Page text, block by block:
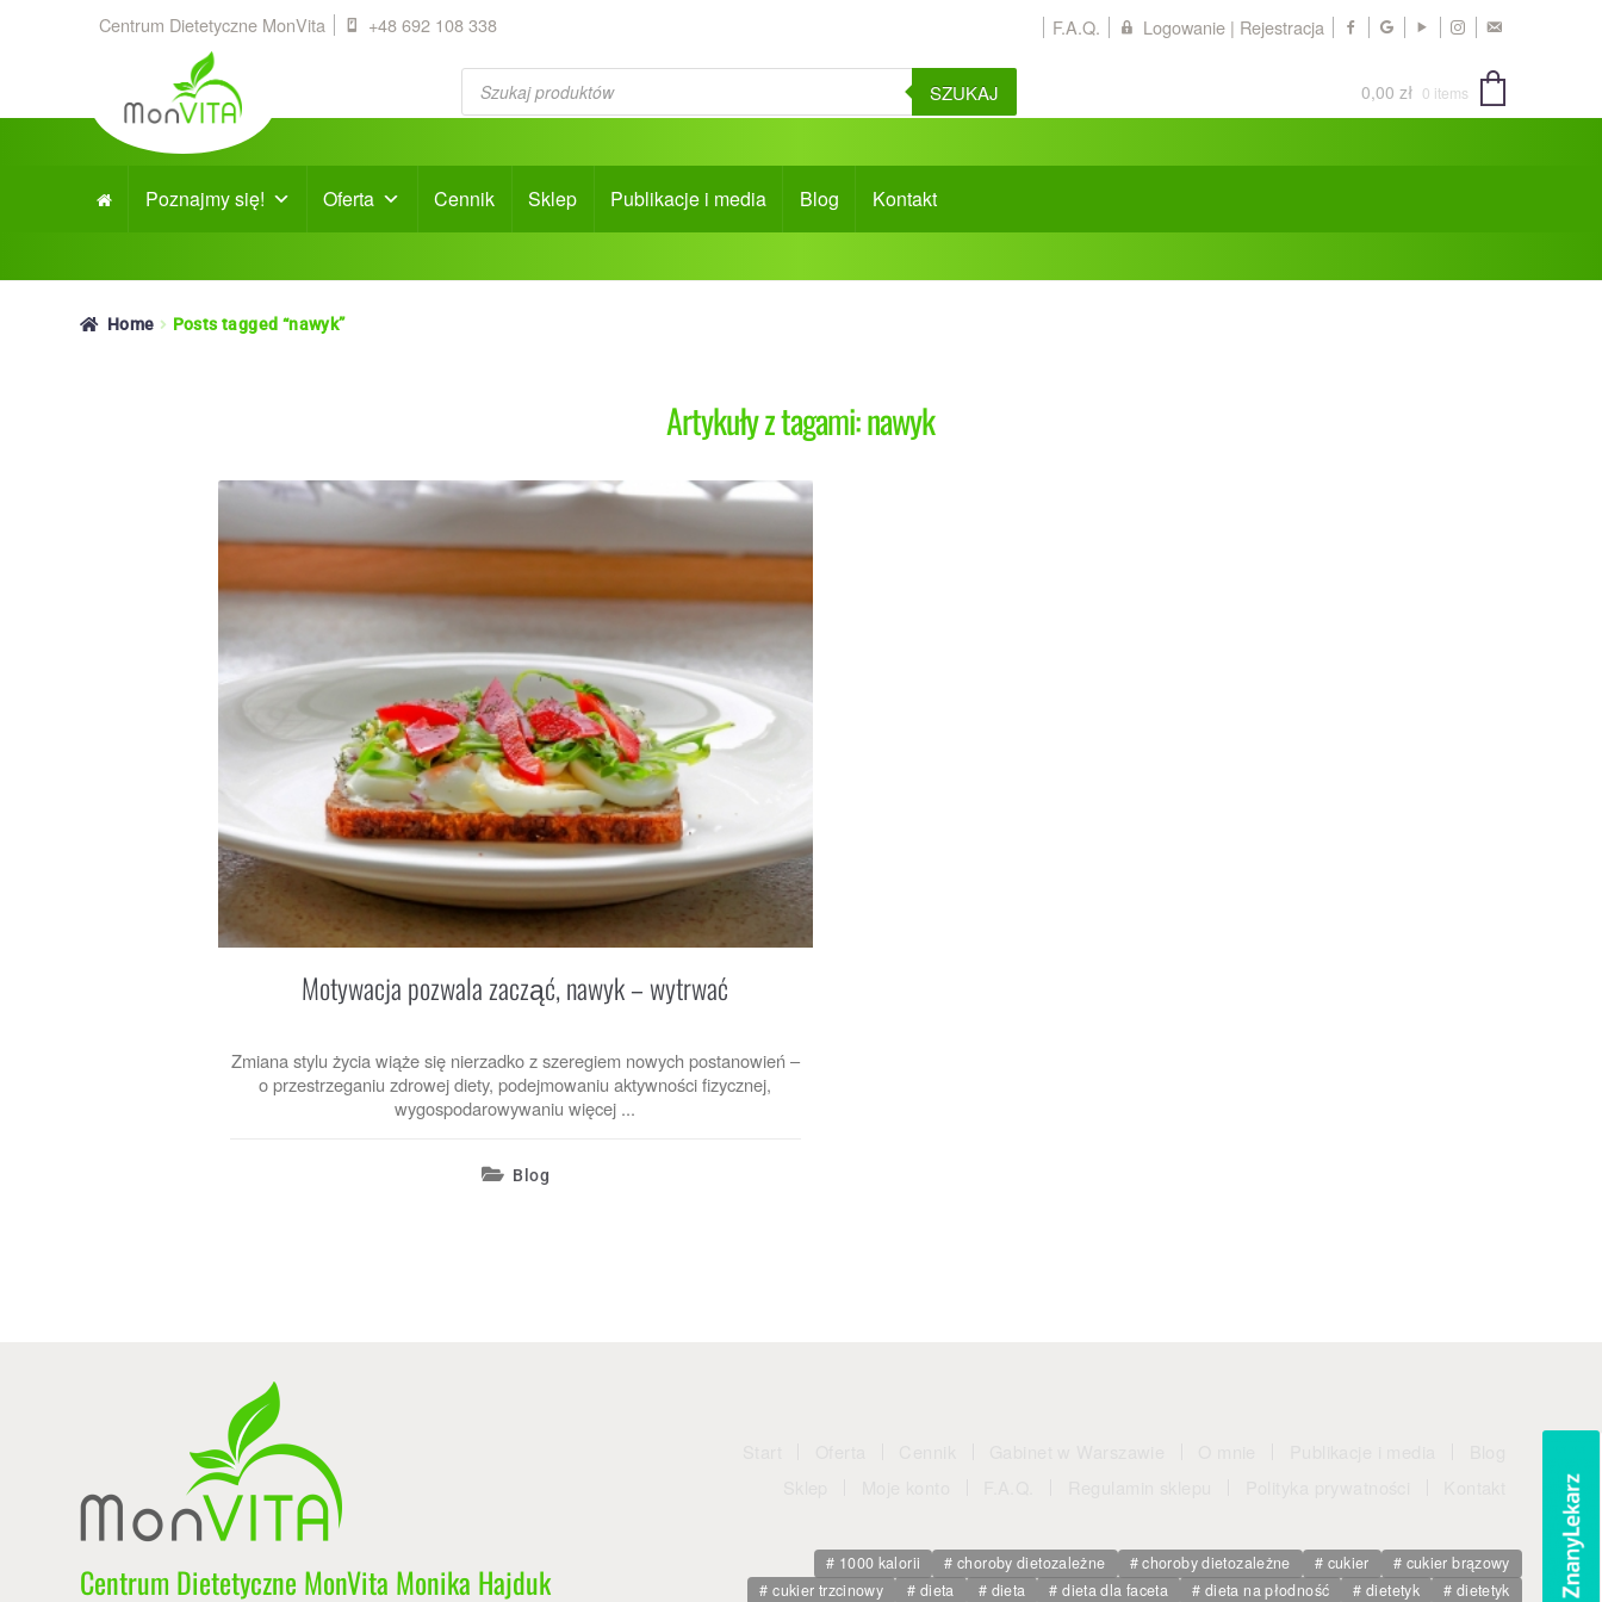
Centrum Dietetyczne MonVita +48 692 108 338 F.A.Q. Logowanie | Rejestracja
Products
search SZUKAJ 0,00 zł 0 items
Poznajmy się! Oferta Cennik Sklep Publikacje i media Blog Kontakt
Home Posts tagged “nawyk”
Artykuły z tagami: nawyk
Blog
Motywacja pozwala zacząć, nawyk – wytrwać
Zmiana stylu życia wiąże się nierzadko z szeregiem nowych postanowień –
o przestrzeganiu zdrowej diety, podejmowaniu aktywności fizycznej,
wygospodarowywaniu więcej ...
Centrum Dietetyczne MonVita Monika Hajduk 1000 kalorii choroby dietozależne choroby dietozależne cukier
cukier brązowy
cukier trzcinowy
dieta dieta dieta dla faceta dieta na płodność dietetyk dietetyk